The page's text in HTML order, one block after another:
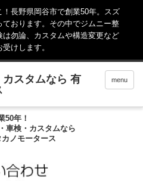
長野県岡谷市で創業50年。スズ
おります。その中でジムニー整
勿論、カスタムや構造変更など
けします。
menu
50年！
車検・カスタムなら
ノモータース